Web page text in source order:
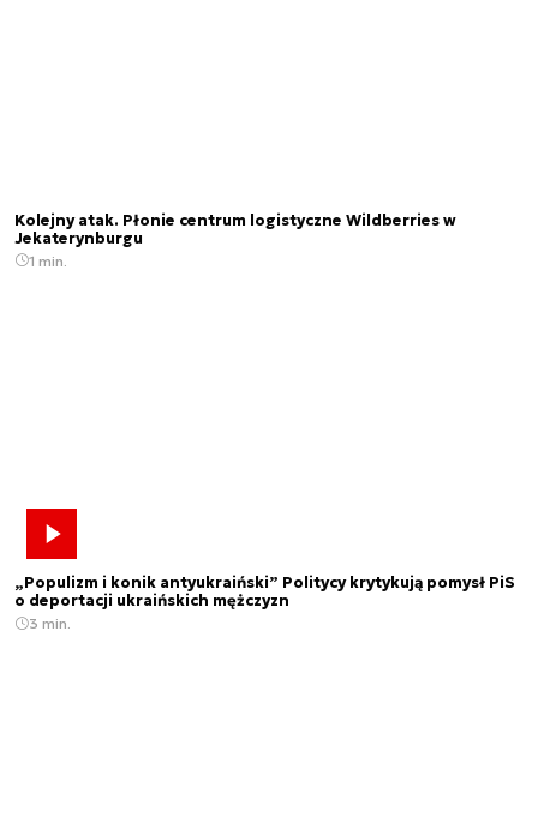
Kolejny atak. Płonie centrum logistyczne Wildberries w
Jekaterynburgu
1 min.
„Populizm i konik antyukraiński” Politycy krytykują pomysł PiS
o deportacji ukraińskich mężczyzn
3 min.